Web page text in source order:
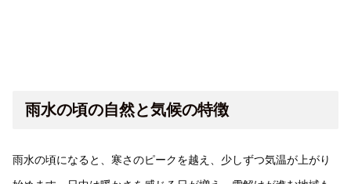
雨水の頃の自然と気候の特徴
雨水の頃になると、寒さのピークを越え、少しずつ気温が上がり